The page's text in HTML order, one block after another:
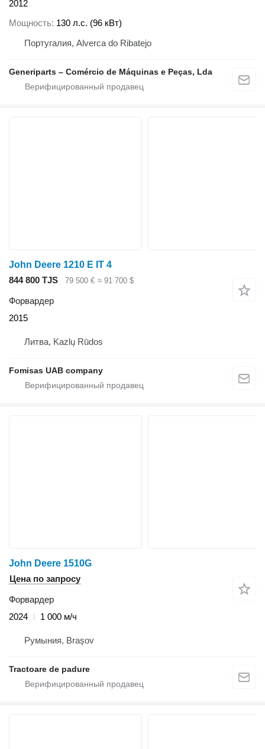
2012
Мощность 130 л.с. (96 кВт)
Португалия, Alverca do Ribatejo
Generiparts – Comércio de Máquinas e Peças, Lda
John Deere 1210 E IT 4
844 800 TJS
79 500 € ≈ 91 700 $
Форвардер
2015
Литва, Kazlų Rūdos
Fomisas UAB company
John Deere 1510G
Цена по запросу
Форвардер
2024
1 000 м/ч
Румыния, Braşov
Tractoare de padure